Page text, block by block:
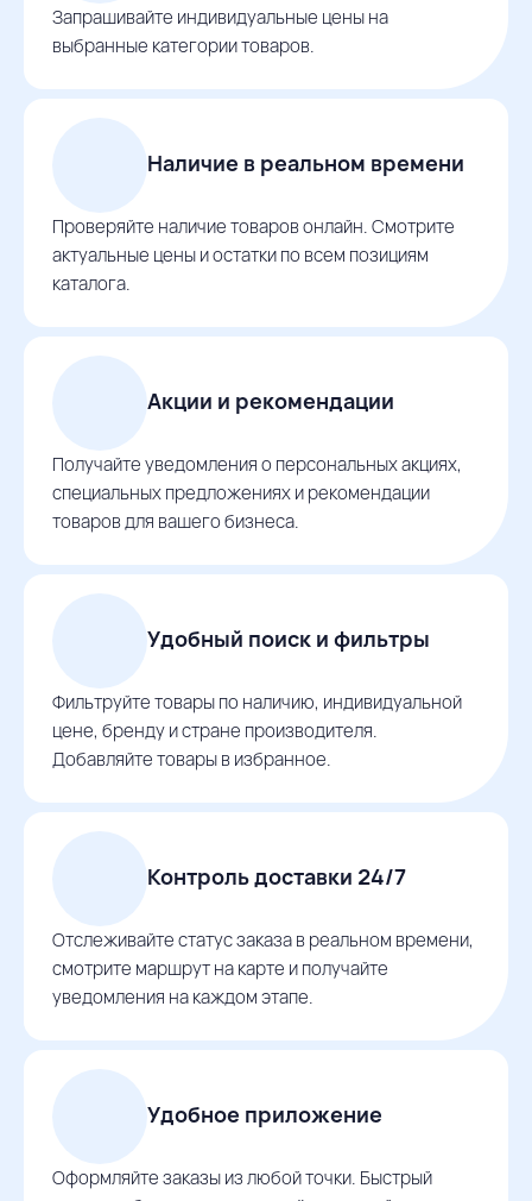
Запрашивайте индивидуальные цены на
выбранные категории товаров.
Наличие в реальном времени
Проверяйте наличие товаров онлайн. Смотрите
актуальные цены и остатки по всем позициям
каталога.
Акции и рекомендации
Получайте уведомления о персональных акциях,
специальных предложениях и рекомендации
товаров для вашего бизнеса.
Удобный поиск и фильтры
Фильтруйте товары по наличию, индивидуальной
цене, бренду и стране производителя.
Добавляйте товары в избранное.
Контроль доставки 24/7
Отслеживайте статус заказа в реальном времени,
смотрите маршрут на карте и получайте
уведомления на каждом этапе.
Удобное приложение
Оформляйте заказы из любой точки. Быстрый